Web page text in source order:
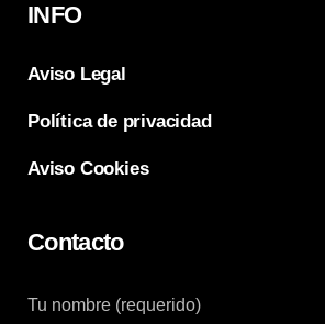
INFO
Aviso Legal
Política de privacidad
Aviso Cookies
Contacto
Tu nombre (requerido)